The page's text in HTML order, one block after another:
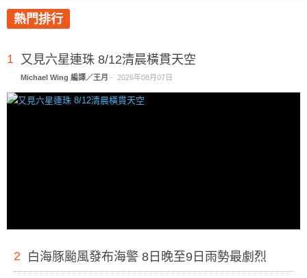
熱門排行
1 又見六星連珠 8/12清晨橫貫天空
Michael Wing 編譯／王月 - 2026年08月07日
2 白海豚颱風發布海警 8日晚至9日雨勢最劇烈